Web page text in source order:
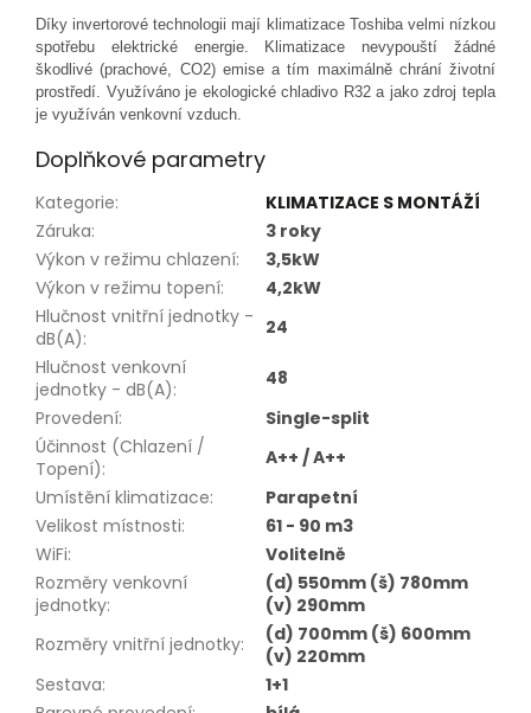
Díky invertorové technologii mají klimatizace Toshiba velmi nízkou
spotřebu elektrické energie. Klimatizace nevypouští žádné
škodlivé (prachové, CO2) emise a tím maximálně chrání životní
prostředí. Využíváno je ekologické chladivo R32 a jako zdroj tepla
je využíván venkovní vzduch.
Doplňkové parametry
Kategorie:
KLIMATIZACE S MONTÁŽÍ
Záruka:
3 roky
Výkon v režimu chlazení:
3,5kW
Výkon v režimu topení:
4,2kW
Hlučnost vnitřní jednotky -
dB(A):
24
Hlučnost venkovní
jednotky - dB(A):
48
Provedení:
Single-split
Účinnost (Chlazení /
Topení):
A++ / A++
Umístění klimatizace:
Parapetní
Velikost místnosti:
61 - 90 m3
WiFi:
Volitelně
Rozměry venkovní
jednotky:
(d) 550mm (š) 780mm
(v) 290mm
Rozměry vnitřní jednotky:
(d) 700mm (š) 600mm
(v) 220mm
Sestava:
1+1